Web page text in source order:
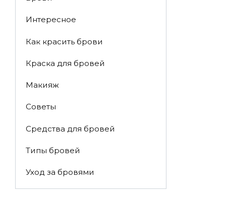
Интересное
Как красить брови
Краска для бровей
Макияж
Советы
Средства для бровей
Типы бровей
Уход за бровями